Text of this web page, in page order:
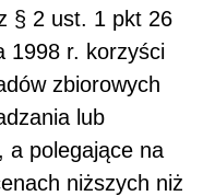
§ 2 ust. 1 pkt 26
1998 r. korzyści
zbiorowych
lub
a polegające na
niższych niż